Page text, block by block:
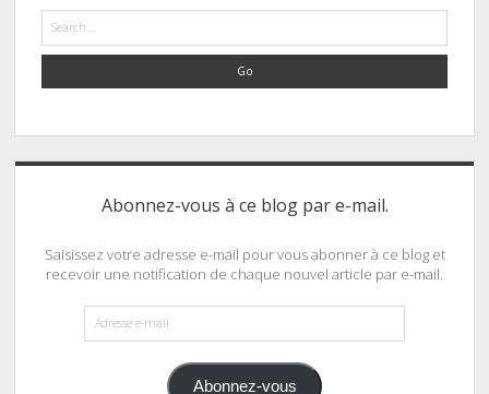
Search
Abonnez-vous à ce blog par e-mail.
Saisissez votre adresse e-mail pour vous abonner à ce blog et
recevoir une notification de chaque nouvel article par e-mail.
Adresse
e-
Abonnez-vous